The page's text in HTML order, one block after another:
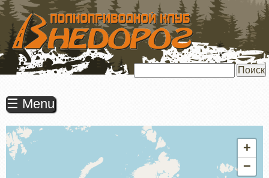
ПЕРЕЙТИ
ОСНОВНОМУ
СОДЕРЖАНИЮ
☰ Menu
+
−